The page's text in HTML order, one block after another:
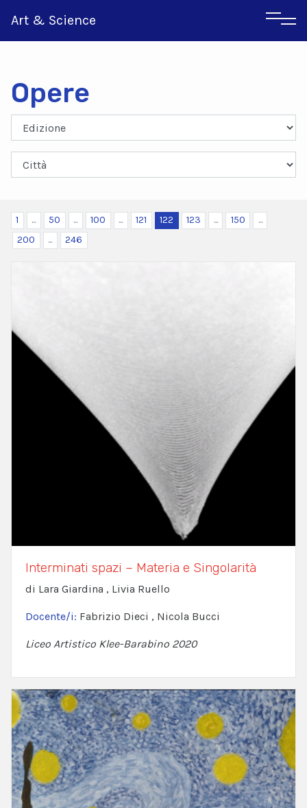
Art & Science
Greco
Opere
1 ... 50 ... 100 ... 121 122 123 ... 150
...
200
... 246
Interminati spazi – Materia e Singolarità
di Lara Giardina , Livia Ruello
Docente/i: Fabrizio Dieci , Nicola Bucci
Liceo Artistico Klee-Barabino 2020